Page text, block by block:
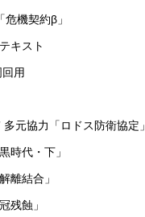
機契約β」
キスト
用
元協力「ロドス防衛協定」
時代・下」
離結合」
残蝕」